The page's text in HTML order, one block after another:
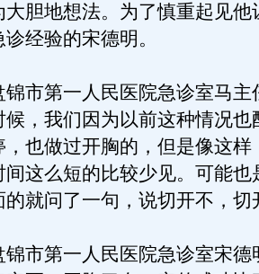
大胆地想法。为了慎重起见他
经验的宋德明。
第一人民医院急诊室马主
候，我们因为以前这种情况也
，也做过开胸的，但是像这样
间这么短的比较少见。可能也
的就问了一句，说切开不，切
第一人民医院急诊室宋德